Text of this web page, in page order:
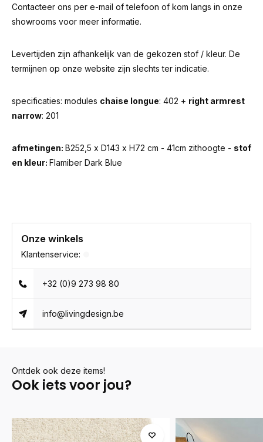
Contacteer ons per e-mail of telefoon of kom langs in onze
showrooms voor meer informatie.
Levertijden zijn afhankelijk van de gekozen stof / kleur. De
termijnen op onze website zijn slechts ter indicatie.
specificaties: modules chaise longue: 402 + right armrest
narrow: 201
afmetingen: B252,5 x D143 x H72 cm - 41cm zithoogte - stof
en kleur: Flamiber Dark Blue
Onze winkels
Klantenservice:
+32 (0)9 273 98 80
info@livingdesign.be
Ontdek ook deze items!
Ook iets voor jou?